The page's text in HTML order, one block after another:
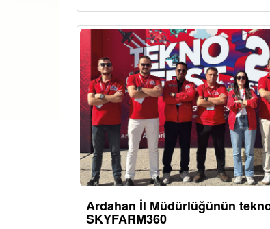
Ardahan İl Müdürlüğünün
SKYFARM360